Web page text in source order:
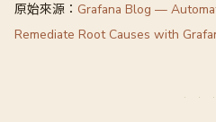
原始來源： Grafana Blog —
Remediate Root Causes with